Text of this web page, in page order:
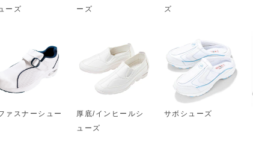
ーズ
ーズ
ズ
ァスナーシュー
厚底/インヒールシ
ューズ
サボシューズ